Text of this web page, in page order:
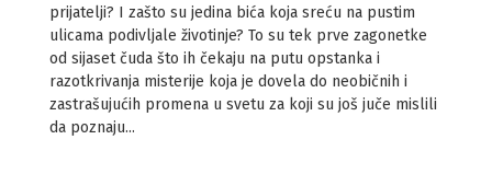
prijatelji? I zašto su jedina bića koja sreću na pustim
ulicama podivljale životinje? To su tek prve zagonetke
od sijaset čuda što ih čekaju na putu opstanka i
razotkrivanja misterije koja je dovela do neobičnih i
zastrašujućih promena u svetu za koji su još juče mislili
da poznaju...